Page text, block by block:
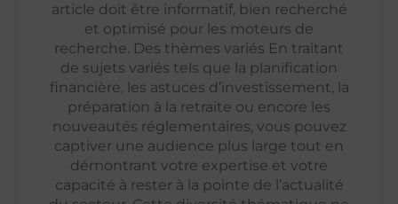
article doit être informatif, bien recherché
et optimisé pour les moteurs de
recherche. Des thèmes variés En traitant
de sujets variés tels que la planification
financière, les astuces d’investissement, la
préparation à la retraite ou encore les
nouveautés réglementaires, vous pouvez
captiver une audience plus large tout en
démontrant votre expertise et votre
capacité à rester à la pointe de l’actualité